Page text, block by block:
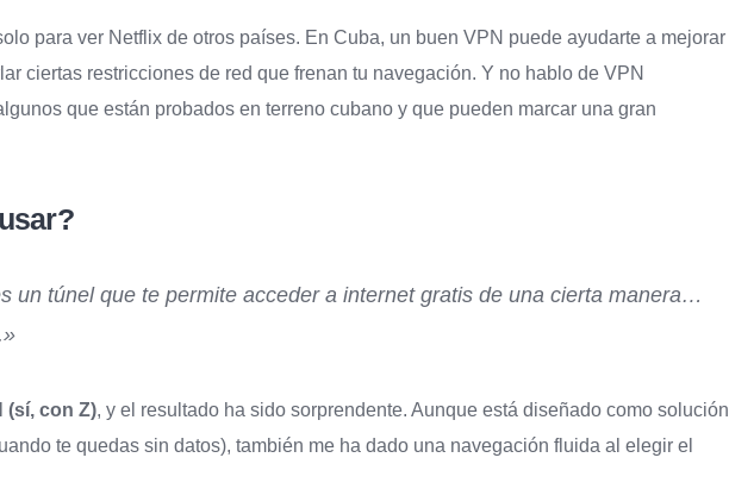
para ver Netflix de otros países. En Cuba, un buen VPN puede ayudarte a mejorar
ciertas restricciones de red que frenan tu navegación. Y no hablo de VPN
que están probados en terreno cubano y que pueden marcar una gran
un túnel que te permite acceder a internet gratis de una cierta manera…
(sí, con Z), y el resultado ha sido sorprendente. Aunque está diseñado como solución
te quedas sin datos), también me ha dado una navegación fluida al elegir el